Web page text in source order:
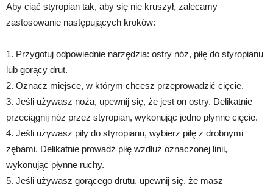
Aby ciąć styropian tak, aby się nie kruszył, zalecamy
zastosowanie następujących kroków:
1. Przygotuj odpowiednie narzędzia: ostry nóż, piłę do styropianu
lub gorący drut.
2. Oznacz miejsce, w którym chcesz przeprowadzić cięcie.
3. Jeśli używasz noża, upewnij się, że jest on ostry. Delikatnie
przeciągnij nóż przez styropian, wykonując jedno płynne cięcie.
4. Jeśli używasz piły do styropianu, wybierz piłę z drobnymi
zębami. Delikatnie prowadź piłę wzdłuż oznaczonej linii,
wykonując płynne ruchy.
5. Jeśli używasz gorącego drutu, upewnij się, że masz